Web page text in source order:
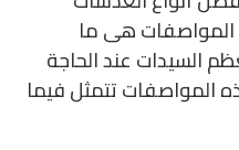
المواصفات هى ما
السيدات عند الحاجة
المواصفات تتمثل فيما